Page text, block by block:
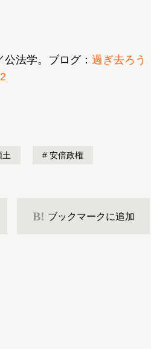
法学。ブログ： 過ぎ去ろう
土 安倍政権
B! ブックマークに追加